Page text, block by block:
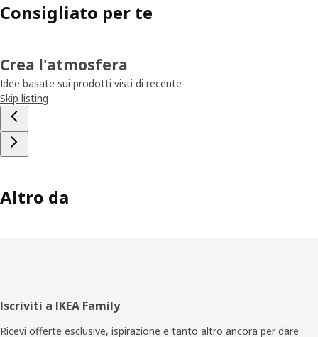
Consigliato per te
Crea l'atmosfera
Idee basate sui prodotti visti di recente
Skip listing
Altro da
Piè
di
Iscriviti a IKEA Family
Ricevi offerte esclusive, ispirazione e tanto altro ancora per dare